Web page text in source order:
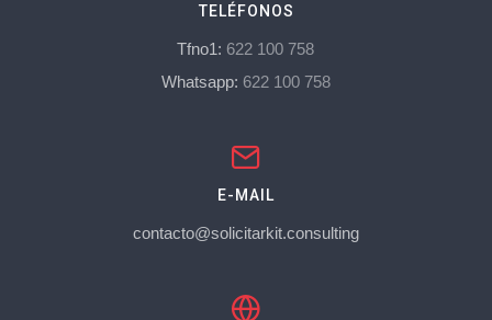
TELÉFONOS
Tfno1: 622 100 758
Whatsapp: 622 100 758
E-MAIL
contacto@solicitarkit.consulting